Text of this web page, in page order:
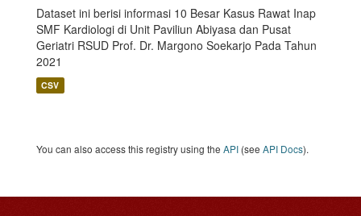
Dataset ini berisi informasi 10 Besar Kasus Rawat Inap
SMF Kardiologi di Unit Paviliun Abiyasa dan Pusat
Geriatri RSUD Prof. Dr. Margono Soekarjo Pada Tahun
2021
CSV
You can also access this registry using the API (see API Docs).